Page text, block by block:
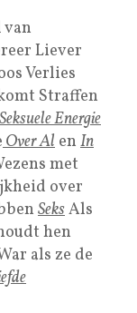
Liever
Verlies
Straffen
Seksuele Energie
Over Al en In
met
over
SeksAls
hen
als ze de